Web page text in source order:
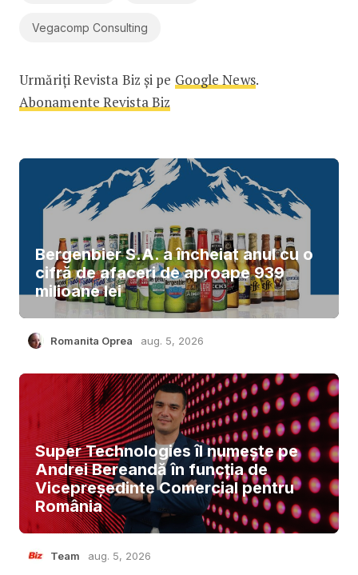
Vegacomp Consulting
Urmăriți Revista Biz și pe Google News.
Abonamente Revista Biz
Bergenbier S.A. a încheiat anul cu o
cifră de afaceri de aproape 939
milioane lei
Romanita Oprea aug. 5, 2026
Super Technologies îl numește pe
Andrei Bereandă în funcția de
Vicepreședinte Comercial pentru
România
Team aug. 5, 2026